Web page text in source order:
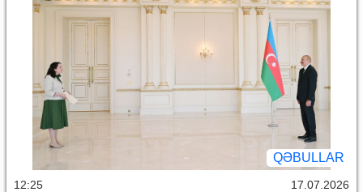
QƏBULLAR
12:25 17.07.2026